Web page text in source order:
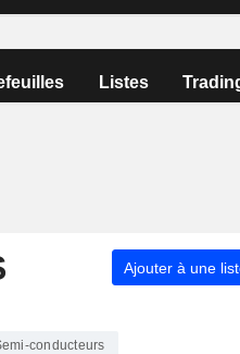
Listes
Ajouter à une
conducteurs